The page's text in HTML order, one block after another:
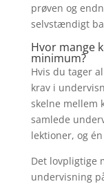
prøven og
selvstændigt
Hvor mange
minimum?
Hvis du tager
krav i
skelne mellem
samlede
lektioner, og
Det lovpligtige
undervisning